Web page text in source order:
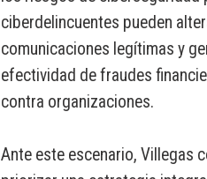
ciberdelincuentes pueden
comunicaciones legítimas y
efectividad de fraudes
contra organizaciones.
Ante este escenario, Villegas